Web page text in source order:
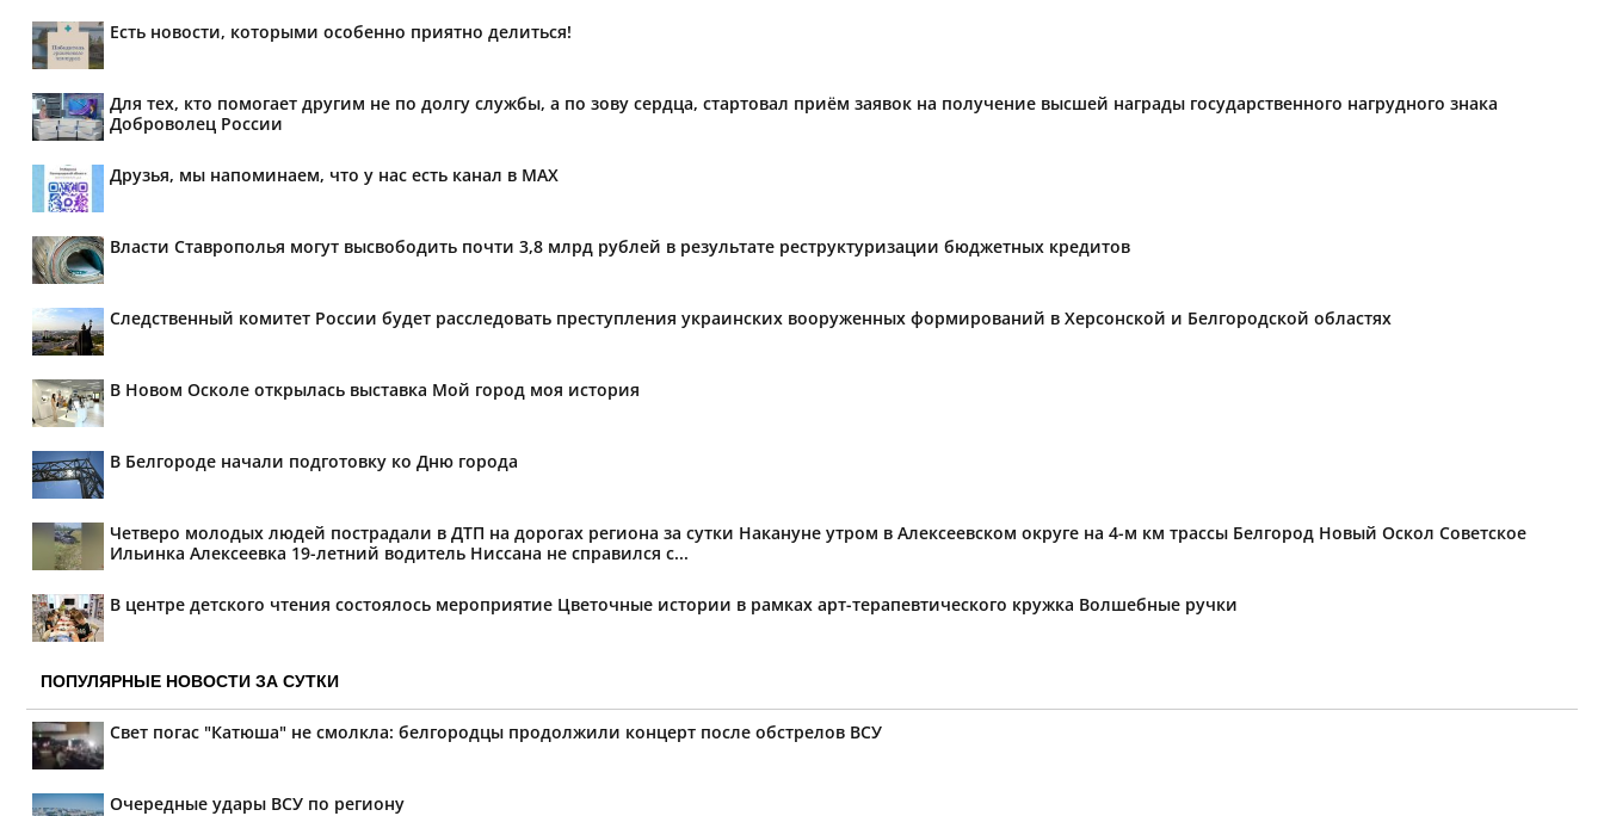
Есть новости, которыми особенно приятно делиться!
Для тех, кто помогает другим не по долгу службы, а по зову сердца, стартовал приём заявок на получение высшей награды государственного нагрудного знака
Доброволец России
Друзья, мы напоминаем, что у нас есть канал в МАХ
Власти Ставрополья могут высвободить почти 3,8 млрд рублей в результате реструктуризации бюджетных кредитов
Следственный комитет России будет расследовать преступления украинских вооруженных формирований в Херсонской и Белгородской областях
В Новом Осколе открылась выставка Мой город моя история
В Белгороде начали подготовку ко Дню города
Четверо молодых людей пострадали в ДТП на дорогах региона за сутки Накануне утром в Алексеевском округе на 4-м км трассы Белгород Новый Оскол Советское
Ильинка Алексеевка 19-летний водитель Ниссана не справился с...
В центре детского чтения состоялось мероприятие Цветочные истории в рамках арт-терапевтического кружка Волшебные ручки
ПОПУЛЯРНЫЕ НОВОСТИ ЗА СУТКИ
Свет погас "Катюша" не смолкла: белгородцы продолжили концерт после обстрелов ВСУ
Очередные удары ВСУ по региону